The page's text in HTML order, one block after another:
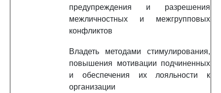
предупреждения и разрешения
межличностных и межгрупповых
конфликтов
Владеть методами стимулирования,
повышения мотивации подчиненных
и обеспечения их лояльности к
организации